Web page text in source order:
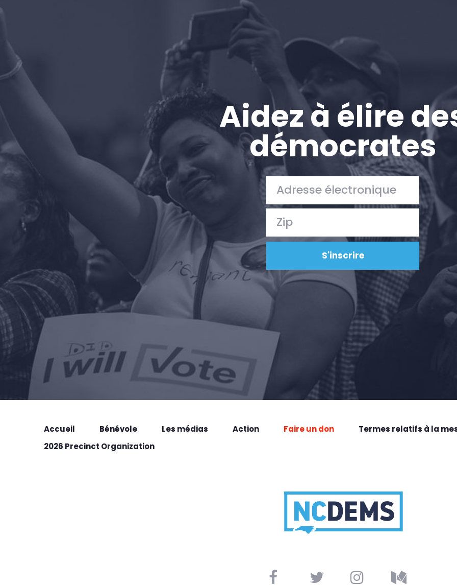
Shop
Take Back the Courts
Travailler avec nous
Presse
Votre fête
Action
Faire un don
Aidez à élire
démocrates
Accueil Bénévole Les médias Action Faire un don
Termes relatifs à la
2026 Precinct Organization